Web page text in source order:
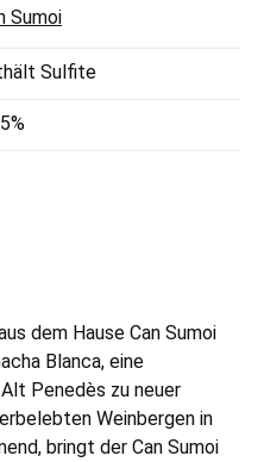
Sumoi
Sulfite
dem Hause Can Sumoi
Blanca, eine
Penedès zu neuer
Weinbergen in
bringt der Can Sumoi